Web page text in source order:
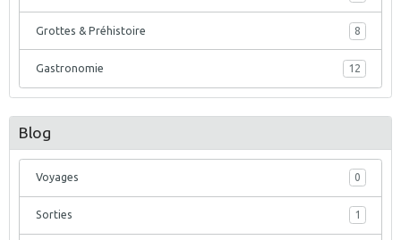
Grottes & Préhistoire 8
Gastronomie 12
Blog
Voyages 0
Sorties 1